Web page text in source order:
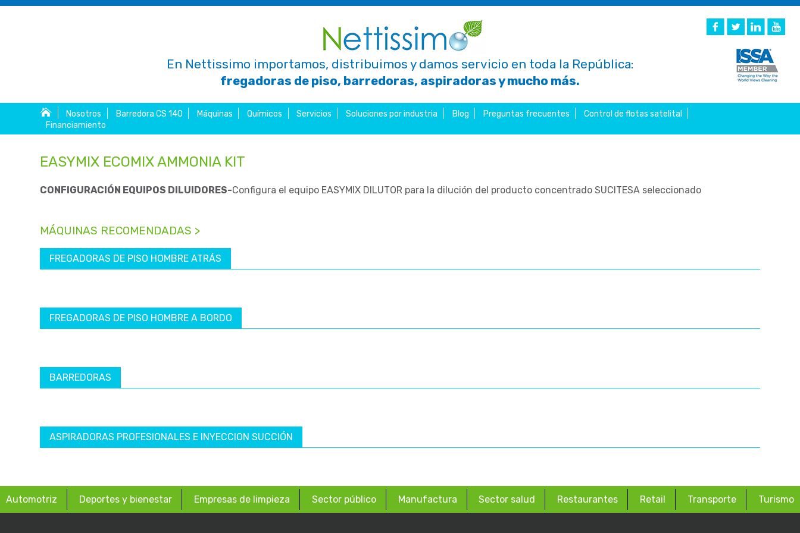
En Nettissimo importamos, distribuimos y damos servicio en toda la República:
fregadoras de piso, barredoras, aspiradoras y mucho más.
Nosotros Barredora CS 140 Máquinas Químicos Servicios Soluciones por industria Blog Preguntas frecuentes
Control de flotas satelital
Financiamiento
EASYMIX ECOMIX AMMONIA KIT
CONFIGURACIÓN EQUIPOS DILUIDORES-Configura el equipo EASYMIX DILUTOR para la dilución del producto concentrado SUCITESA seleccionado
MÁQUINAS RECOMENDADAS >
FREGADORAS DE PISO HOMBRE ATRÁS
FREGADORAS DE PISO HOMBRE A BORDO
BARREDORAS
ASPIRADORAS PROFESIONALES E INYECCION SUCCIÓN
Automotriz Deportes y bienestar Empresas de limpieza Sector público Manufactura Sector salud Restaurantes Retail Transporte Turismo